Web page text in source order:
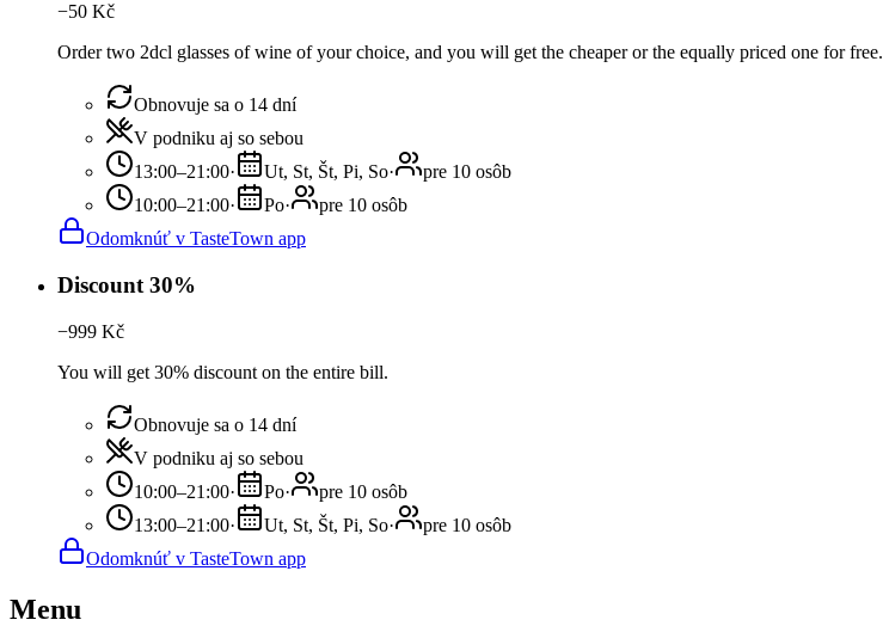
−50 Kč
Order two 2dcl glasses of wine of your choice, and you will get the cheaper or the equally priced one for free.
Obnovuje sa o 14 dní
V podniku aj so sebou
13:00–21:00· Ut, St, Št, Pi, So·
pre 10 osôb
10:00–21:00· Po·
pre 10 osôb
Odomknúť v TasteTown app
Discount 30%
−999 Kč
You will get 30% discount on the entire bill.
Obnovuje sa o 14 dní
V podniku aj so sebou
10:00–21:00· Po·
pre 10 osôb
13:00–21:00· Ut, St, Št, Pi, So·
pre 10 osôb
Odomknúť v TasteTown app
Menu